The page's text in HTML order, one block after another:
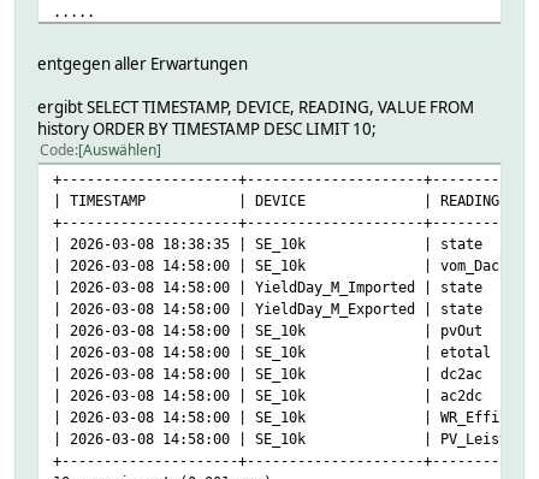
.....
2026-03-08 19:31:31 ModbusAttr SE_10k PV_Haus: 0.000
2026-03-08 19:31:31 ModbusAttr SE_10k NetzHaus: 0.000
2026-03-08 19:31:32 DbLog csl_debian_DbLog
2026-03-08 19:31:32 DbLog csl_debian_DbLog
entgegen aller Erwartungen
ergibt SELECT TIMESTAMP, DEVICE, READING, VALUE FROM
history ORDER BY TIMESTAMP DESC LIMIT 10;
Code Auswählen
+---------------------+---------------------
| TIMESTAMP | DEVICE |
+---------------------+---------------------
| 2026-03-08 18:38:35 | SE_10k | state |
| 2026-03-08 14:58:00 | SE_10k |
| 2026-03-08 14:58:00 | YieldDay_M_Imported
| 2026-03-08 14:58:00 | YieldDay_M_Exported
| 2026-03-08 14:58:00 | SE_10k |
| 2026-03-08 14:58:00 | SE_10k |
| 2026-03-08 14:58:00 | SE_10k |
| 2026-03-08 14:58:00 | SE_10k |
| 2026-03-08 14:58:00 | SE_10k |
| 2026-03-08 14:58:00 | SE_10k |
+---------------------+---------------------